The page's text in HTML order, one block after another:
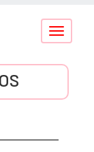
Conmutar